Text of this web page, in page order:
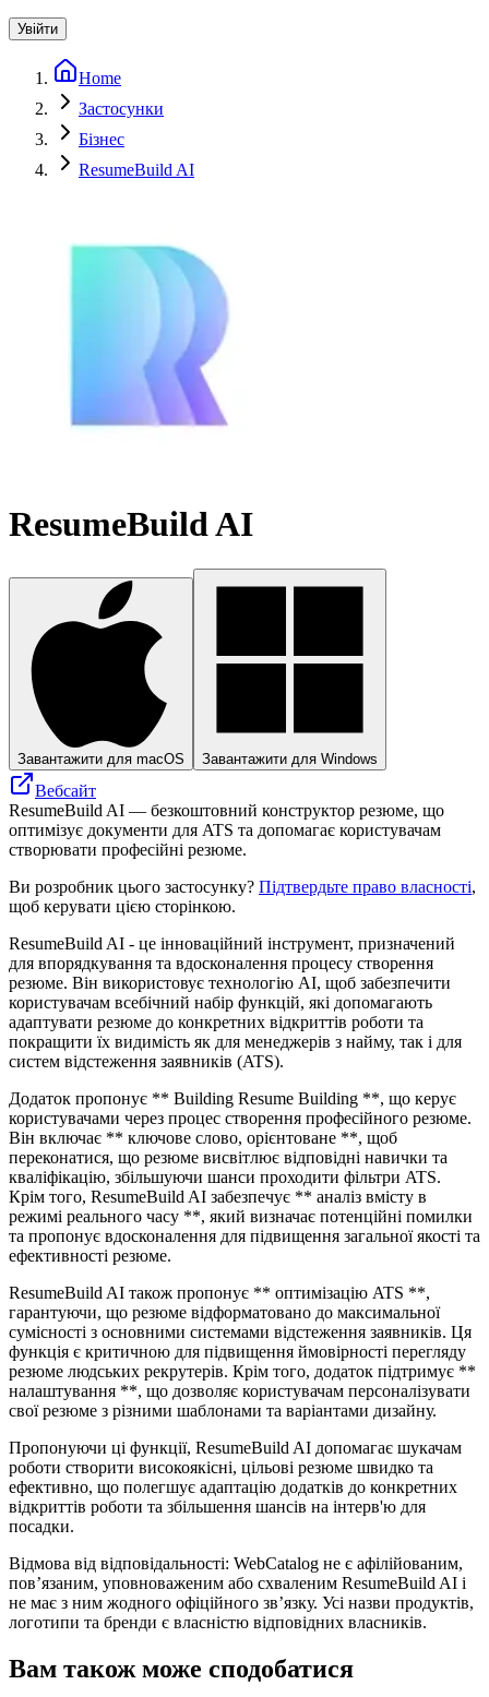
Увійти
Home
Застосунки
Бізнес
ResumeBuild AI
ResumeBuild AI
Завантажити для macOS Завантажити для Windows
Вебсайт
ResumeBuild AI — безкоштовний конструктор резюме, що
оптимізує документи для ATS та допомагає користувачам
створювати професійні резюме.
Ви розробник цього застосунку? Підтвердьте право власності,
щоб керувати цією сторінкою.
ResumeBuild AI - це інноваційний інструмент, призначений
для впорядкування та вдосконалення процесу створення
резюме. Він використовує технологію AI, щоб забезпечити
користувачам всебічний набір функцій, які допомагають
адаптувати резюме до конкретних відкриттів роботи та
покращити їх видимість як для менеджерів з найму, так і для
систем відстеження заявників (ATS).
Додаток пропонує ** Building Resume Building **, що керує
користувачами через процес створення професійного резюме.
Він включає ** ключове слово, орієнтоване **, щоб
переконатися, що резюме висвітлює відповідні навички та
кваліфікацію, збільшуючи шанси проходити фільтри ATS.
Крім того, ResumeBuild AI забезпечує ** аналіз вмісту в
режимі реального часу **, який визначає потенційні помилки
та пропонує вдосконалення для підвищення загальної якості та
ефективності резюме.
ResumeBuild AI також пропонує ** оптимізацію ATS **,
гарантуючи, що резюме відформатовано до максимальної
сумісності з основними системами відстеження заявників. Ця
функція є критичною для підвищення ймовірності перегляду
резюме людських рекрутерів. Крім того, додаток підтримує **
налаштування **, що дозволяє користувачам персоналізувати
свої резюме з різними шаблонами та варіантами дизайну.
Пропонуючи ці функції, ResumeBuild AI допомагає шукачам
роботи створити високоякісні, цільові резюме швидко та
ефективно, що полегшує адаптацію додатків до конкретних
відкриттів роботи та збільшення шансів на інтерв'ю для
посадки.
Відмова від відповідальності: WebCatalog не є афілійованим,
пов’язаним, уповноваженим або схваленим ResumeBuild AI і
не має з ним жодного офіційного зв’язку. Усі назви продуктів,
логотипи та бренди є власністю відповідних власників.
Вам також може сподобатися